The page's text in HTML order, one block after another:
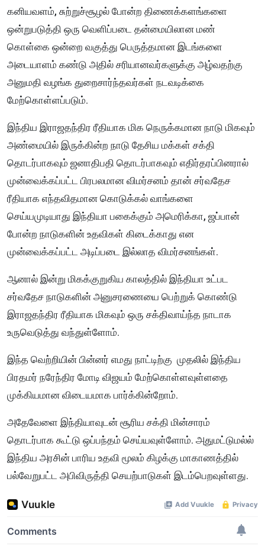
கனியவளம், சுற்றுச்சூழல் போன்ற திணைக்களங்களை
ஒன்றுபடுத்தி ஒரு வெளிப்படை தன்மையிலான மண்
கொள்கை ஒன்றை வகுத்து பெருத்தமான இடங்களை
அடையாளம் கண்டு அதில் சரியானவர்களுக்கு அழ்வதற்கு
அனுமதி வழங்க துறைசார்ந்தவர்கள் நடவடிக்கை
மேற்கொள்ளப்படும்.
இந்திய இராஜதந்திர ரீதியாக மிக நெருக்கமான நாடு மிகவும்
அண்மையில் இருக்கின்ற நாடு தேசிய மக்கள் சக்தி
தொடர்பாகவும் ஜனாதிபதி தொடர்பாகவும் எதிர்தரப்பினரால்
முன்வைக்கப்பட்ட பிரபலமான விமர்சனம் தான் சர்வதேச
ரீதியாக எந்தவிதமான கொடுக்கல் வாங்களை
செய்யமுடியாது இந்தியா பகைக்கும் அமெரிக்கா, ஜப்பான்
போன்ற நாடுகளின் உதவிகள் கிடைக்காது என
முன்வைக்கப்பட்ட அடிப்படை இல்லாத விமர்சனங்கள்.
ஆனால் இன்று மிகக்குறுகிய காலத்தில் இந்தியா உட்பட
சர்வதேச நாடுகளின் அனுசரணையை பெற்றுக் கொண்டு
இராஜதந்திர ரீதியாக மிகவும் ஒரு சக்திவாய்ந்த நாடாக
உருவெடுத்து வந்துள்ளோம்.
இந்த வெற்றியின் பின்னர் எமது நாட்டிற்கு முதலில் இந்திய
பிரதமர் நரேந்திர மோடி விஜயம் மேற்கொள்ளவுள்ளதை
முக்கியமான விடையமாக பார்க்கின்றோம்.
அதேவேளை இந்தியாவுடன் சூரிய சக்தி மின்சாரம்
தொடர்பாக கூட்டு ஒப்பந்தம் செய்யவுள்ளோம். அதுமட்டுமல்ல்
இந்திய அரசின் பாரிய உதவி மூலம் கிழக்கு மாகாணத்தில்
பல்வேறுபட்ட அபிவிருத்தி செயற்பாடுகள் இடம்பெறவுள்ளது.